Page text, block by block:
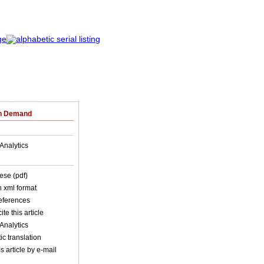
Demand
(pdf)
xml format
this article
translation
article by e-mail